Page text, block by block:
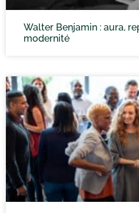
Walter Benjamin : aura,
modernité